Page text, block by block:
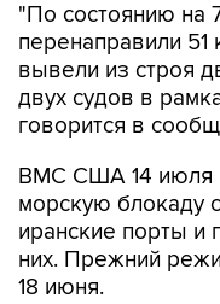
"По состоянию на
перенаправили
вывели из строя
двух судов в
говорится в
ВМС США 14 июля
морскую блокаду
иранские порты
них. Прежний
18 июня.